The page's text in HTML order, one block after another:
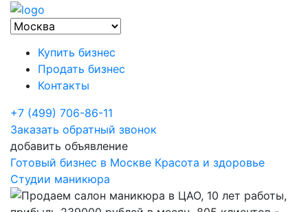
Купить бизнес
Продать бизнес
Контакты
+7 (499) 706-86-11
Заказать обратный звонок
добавить объявление
Готовый бизнес в Москве Красота и здоровье
Студии маникюра